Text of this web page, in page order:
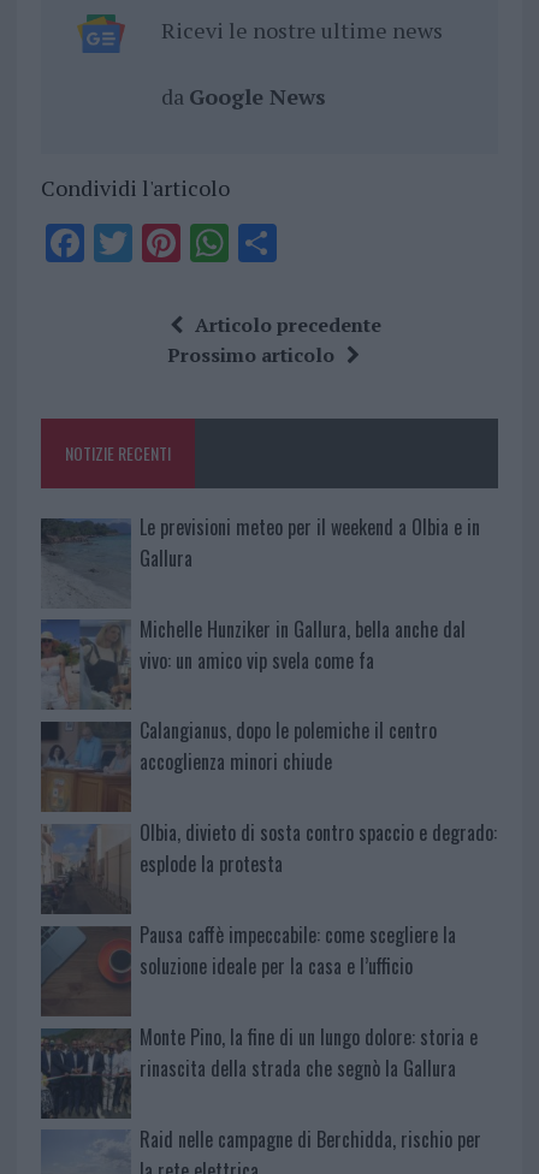
Ricevi le nostre ultime news
da Google News
Condividi l'articolo
F
o
k
T Pi
te
re
W
at
s
p
S
a
re
Articolo precedente
Prossimo articolo
NOTIZIE RECENTI
Le previsioni meteo per il weekend a Olbia e in
Gallura
Michelle Hunziker in Gallura, bella anche dal
vivo: un amico vip svela come fa
Calangianus, dopo le polemiche il centro
accoglienza minori chiude
Olbia, divieto di sosta contro spaccio e degrado:
esplode la protesta
Pausa caffè impeccabile: come scegliere la
soluzione ideale per la casa e l’ufficio
Monte Pino, la fine di un lungo dolore: storia e
rinascita della strada che segnò la Gallura
Raid nelle campagne di Berchidda, rischio per